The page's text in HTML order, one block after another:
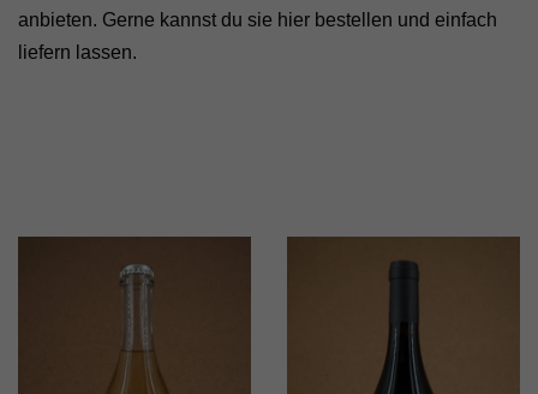
anbieten. Gerne kannst du sie hier bestellen und einfach
liefern lassen.